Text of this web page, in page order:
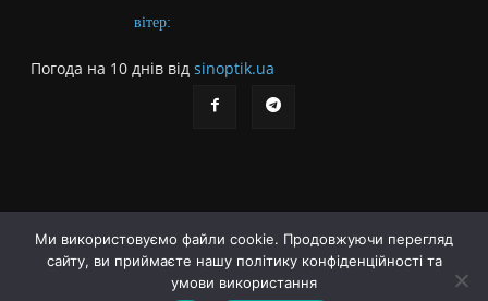
вітер:
Погода на 10 днів від sinoptik.ua
Про газету
Правила користування сайтом
Політика конфіденційності
Ми використовуємо файли cookie. Продовжуючи перегляд
сайту, ви приймаєте нашу політику конфіденційності та
умови використання